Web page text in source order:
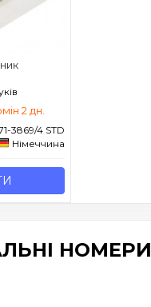
2 дн.
3869/4 STD
Німеччина
НОМЕРИ